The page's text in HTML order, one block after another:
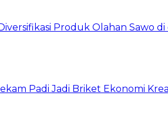
Produk Olahan Sawo
Padi Jadi Briket Ekonomi